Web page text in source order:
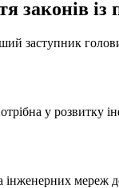
законів із
заступник
у розвитку
мереж